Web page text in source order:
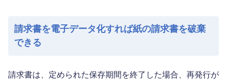
請求書を電子データ化すれば紙の請求書を破棄
できる
請求書は、定められた保存期間を終了した場合、再発行が